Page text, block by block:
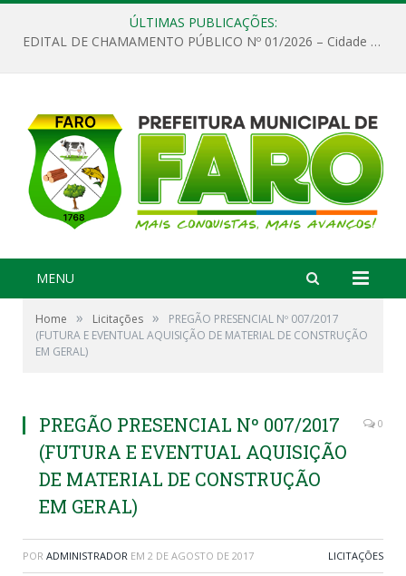
ÚLTIMAS PUBLICAÇÕES:
EDITAL DE CHAMAMENTO PÚBLICO Nº 01/2026 – Cidade de Faro
MENU
Home » Licitações »
PREGÃO PRESENCIAL Nº 007/2017
(FUTURA E EVENTUAL AQUISIÇÃO DE MATERIAL DE CONSTRUÇÃO
EM GERAL)
PREGÃO PRESENCIAL Nº 007/2017
(FUTURA E EVENTUAL AQUISIÇÃO
DE MATERIAL DE CONSTRUÇÃO
EM GERAL)
0
POR ADMINISTRADOR EM 2 DE AGOSTO DE 2017 LICITAÇÕES